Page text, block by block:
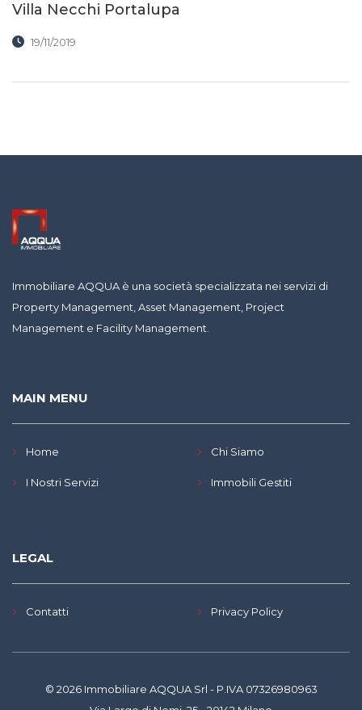
Villa Necchi Portalupa
19/11/2019
Immobiliare AQQUA è una società specializzata nei servizi di
Property Management, Asset Management, Project
Management e Facility Management.
MAIN MENU
Home Chi Siamo
I Nostri Servizi Immobili Gestiti
LEGAL
Contatti Privacy Policy
© 2026 Immobiliare AQQUA Srl - P.IVA 07326980963